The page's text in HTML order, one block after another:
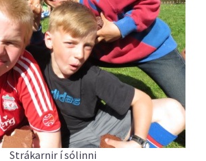
Strákarnir í sólinni